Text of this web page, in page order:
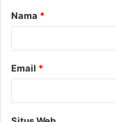
Nama *
Email *